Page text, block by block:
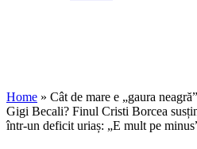
Home » Cât de mare e „gaura
Gigi Becali? Finul Cristi Borcea
într-un deficit uriaș: „E mult pe